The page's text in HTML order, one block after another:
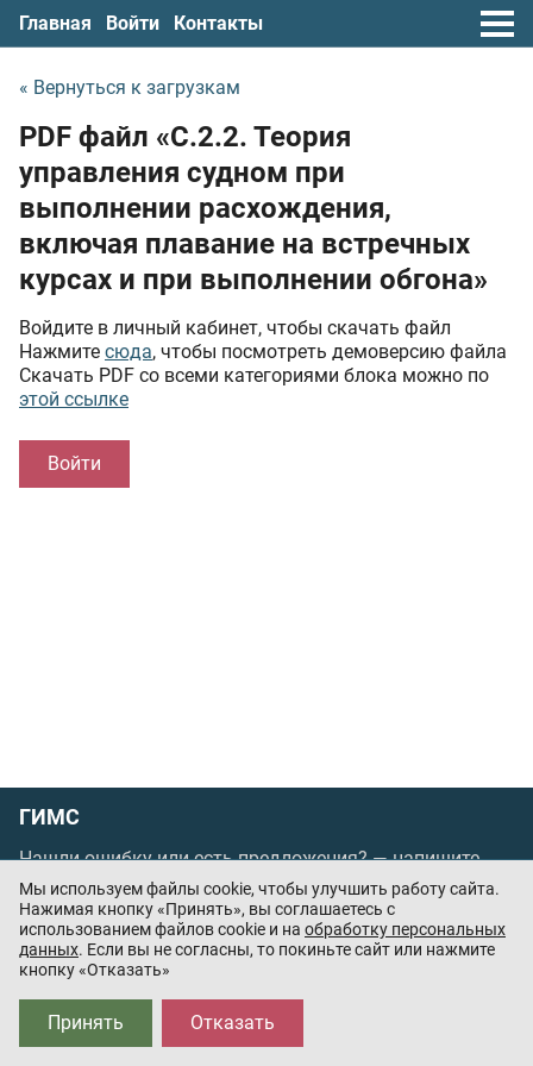
Главная Войти Контакты
« Вернуться к загрузкам
PDF файл «С.2.2. Теория
управления судном при
выполнении расхождения,
включая плавание на встречных
курсах и при выполнении обгона»
Войдите в личный кабинет, чтобы скачать файл
Нажмите сюда, чтобы посмотреть демоверсию файла
Скачать PDF со всеми категориями блока можно по
этой ссылке
Войти
ГИМС
Нашли ошибку или есть предложения? —напишите
нам
Порядок проведения оплаты по банковским
картам/Цены/Оферта
Приложения партнёров:
Мы используем файлы cookie, чтобы улучшить работу сайта.
Нажимая кнопку «Принять», вы соглашаетесь с
использованием файлов cookie и на обработку персональных
данных. Если вы не согласны, то покиньте сайт или нажмите
кнопку «Отказать»
Отказать
Принять